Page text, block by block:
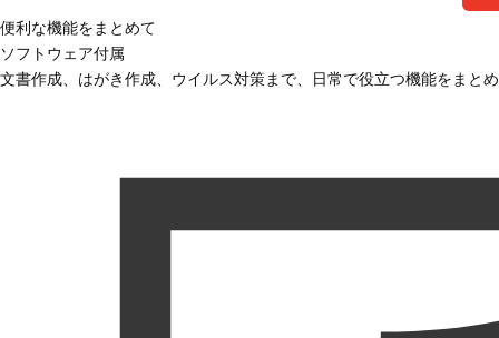
便利な機能をまとめて
ソフトウェア付属
文書作成、はがき作成、ウイルス対策まで、日常で役立つ機能をまと